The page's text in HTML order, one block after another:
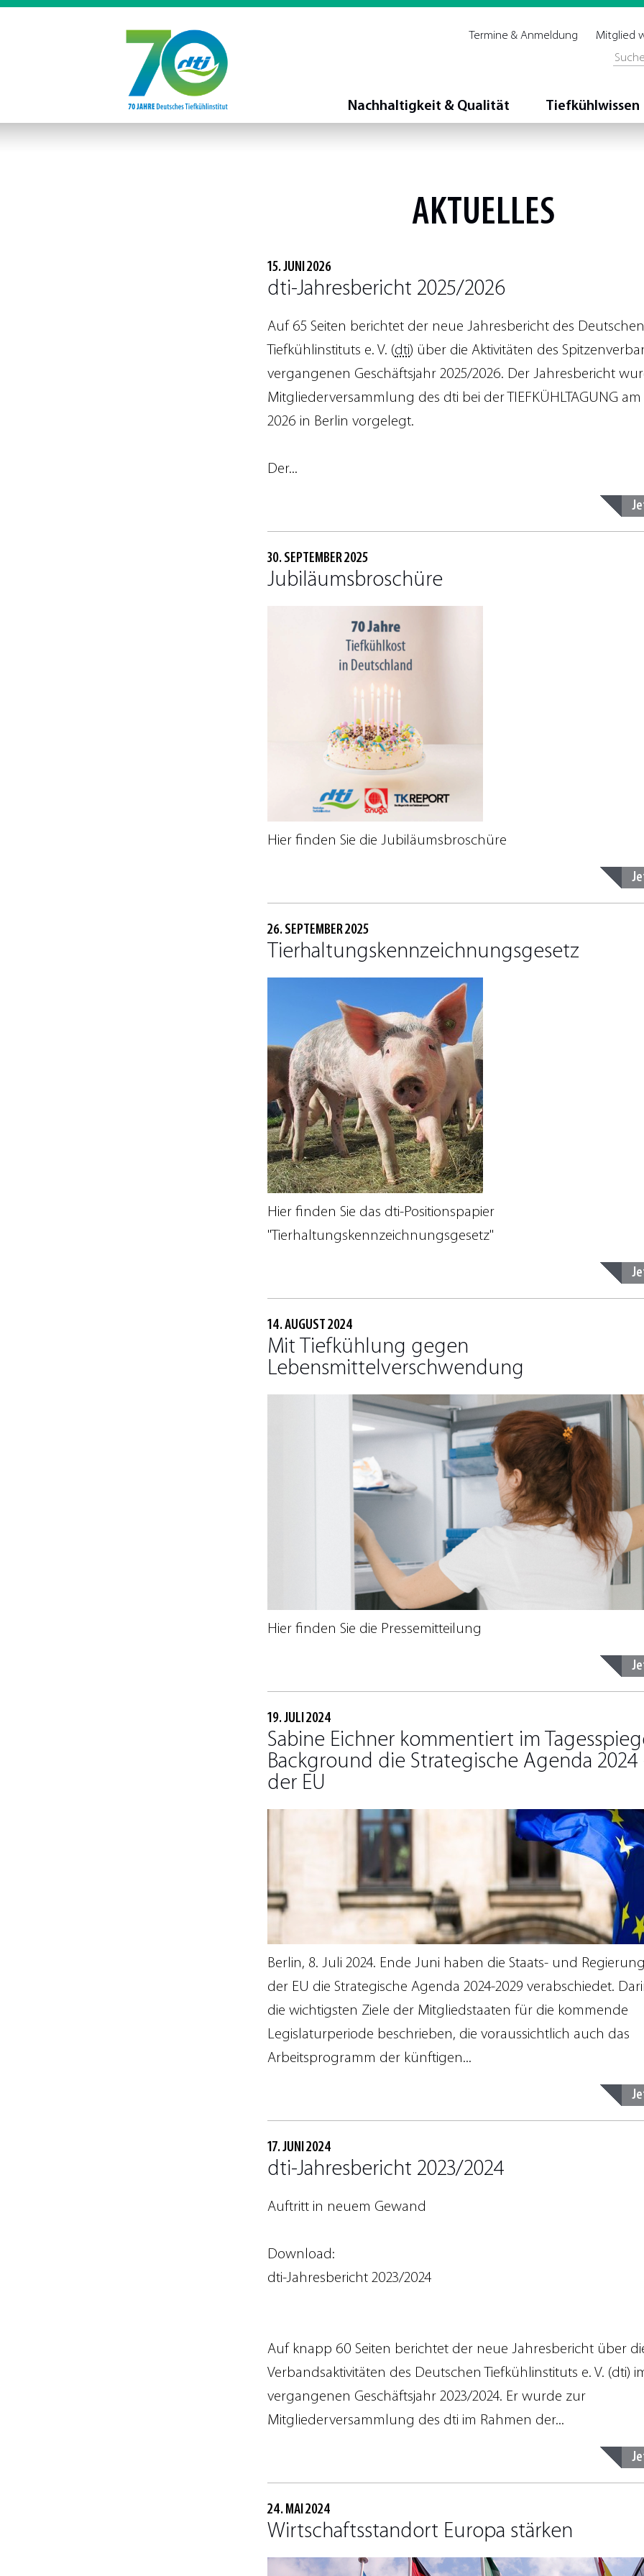
Mitglied
Termine & Anmeldung
Nachhaltigkeit & Qualität Tiefkühlwissen
AKTUELLES
15. JUNI 2026
dti-Jahresbericht 2025/2026
Auf 65 Seiten berichtet der neue Jahresbericht des Deutschen
Tiefkühlinstituts e. V. (dti) über die Aktivitäten des
vergangenen Geschäftsjahr 2025/2026. Der Jahresbericht
Mitgliederversammlung des dti bei der TIEFKÜHLTAGUNG am
2026 in Berlin vorgelegt.
Der...
30. SEPTEMBER 2025
Jubiläumsbroschüre
Hier finden Sie die Jubiläumsbroschüre
26. SEPTEMBER 2025
Tierhaltungskennzeichnungsgesetz
Hier finden Sie das dti-Positionspapier
"Tierhaltungskennzeichnungsgesetz"
14. AUGUST 2024
Mit Tiefkühlung gegen
Lebensmittelverschwendung
Hier finden Sie die Pressemitteilung
19. JULI 2024
Sabine Eichner kommentiert im
Background die Strategische Agenda 2024
der EU
Berlin, 8. Juli 2024. Ende Juni haben die Staats- und
der EU die Strategische Agenda 2024-2029 verabschiedet.
die wichtigsten Ziele der Mitgliedstaaten für die kommende
Legislaturperiode beschrieben, die voraussichtlich auch das
Arbeitsprogramm der künftigen...
17. JUNI 2024
dti-Jahresbericht 2023/2024
Auftritt in neuem Gewand
Download:
dti-Jahresbericht 2023/2024
Auf knapp 60 Seiten berichtet der neue Jahresbericht über
Verbandsaktivitäten des Deutschen Tiefkühlinstituts e. V. (dti)
vergangenen Geschäftsjahr 2023/2024. Er wurde zur
Mitgliederversammlung des dti im Rahmen der...
24. MAI 2024
Wirtschaftsstandort Europa stärken